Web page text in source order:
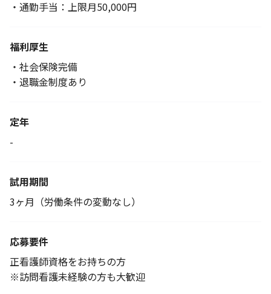
・通勤手当：上限月50,000円
福利厚生
・社会保険完備
・退職金制度あり
定年
-
試用期間
3ヶ月（労働条件の変動なし）
応募要件
正看護師資格をお持ちの方
※訪問看護未経験の方も大歓迎